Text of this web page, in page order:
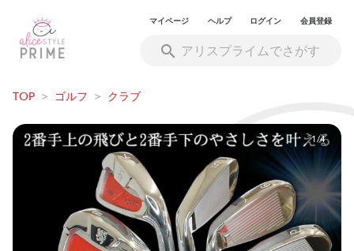
マイページ ヘルプ ログイン 会員登録
TOP > ゴルフ > クラブ
1/4